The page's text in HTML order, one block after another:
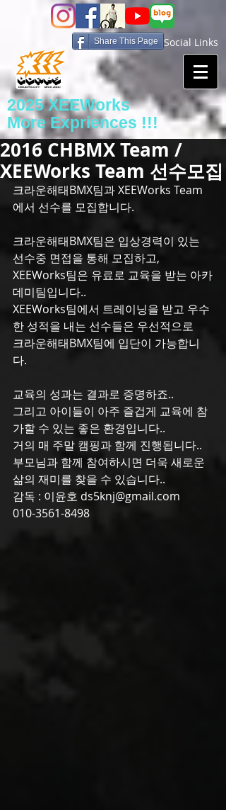
Share This Page Social Links
2025 XEEWorks
More Expriences !!!
2016 CHBMX Team /
XEEWorks Team 선수모집
크라운해태BMX팀과 XEEWorks Team
에서 선수를 모집합니다.
크라운해태BMX팀은 입상경력이 있는
선수중 면접을 통해 모집하고,
XEEWorks팀은 유료로 교육을 받는 아카
데미팀입니다..
XEEWorks팀에서 트레이닝을 받고 우수
한 성적을 내는 선수들은 우선적으로
크라운해태BMX팀에 입단이 가능합니
다.
교육의 성과는 결과로 증명하죠..
그리고 아이들이 아주 즐겁게 교육에 참
가할 수 있는 좋은 환경입니다..
거의 매 주말 캠핑과 함께 진행됩니다..
부모님과 함께 참여하시면 더욱 새로운
삶의 재미를 찾을 수 있습니다..
감독 : 이윤호 ds5knj@gmail.com
010-3561-8498